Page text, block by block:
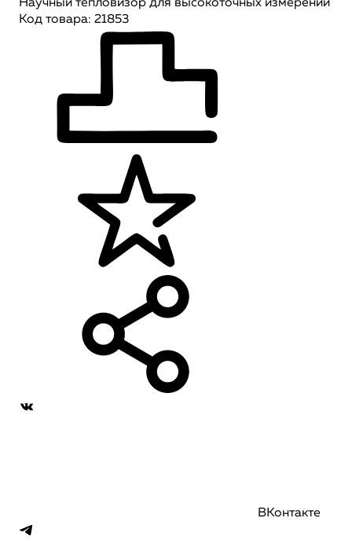
Научный тепловизор для высокоточных измерений
Код товара: 21853
ВКонтакте